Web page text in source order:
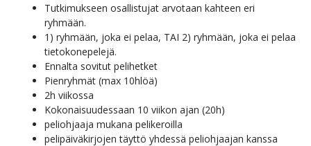
Tutkimukseen osallistujat arvotaan kahteen eri
ryhmään.
1) ryhmään, joka ei pelaa, TAI 2) ryhmään, joka ei pelaa
tietokonepelejä.
Ennalta sovitut pelihetket
Pienryhmät (max 10hlöä)
2h viikossa
Kokonaisuudessaan 10 viikon ajan (20h)
peliohjaaja mukana pelikeroilla
pelipäiväkirjojen täyttö yhdessä peliohjaajan kanssa